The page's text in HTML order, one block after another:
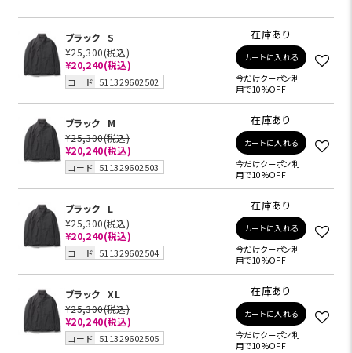
ブラック
S
¥25,300(税込)
¥20,240(税込)
コード 511329602502
在庫あり
カートに入れる
今だけクーポン利
用で10%OFF
ブラック
M
¥25,300(税込)
¥20,240(税込)
コード 511329602503
在庫あり
カートに入れる
今だけクーポン利
用で10%OFF
ブラック
L
¥25,300(税込)
¥20,240(税込)
コード 511329602504
在庫あり
カートに入れる
今だけクーポン利
用で10%OFF
ブラック
XL
¥25,300(税込)
¥20,240(税込)
コード 511329602505
在庫あり
カートに入れる
今だけクーポン利
用で10%OFF